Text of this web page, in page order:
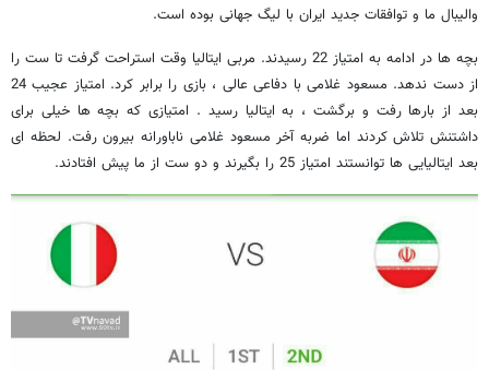
والیبال ما و توافقات جدید ایران با لیگ جهانی بوده است.
بچه ها در ادامه به امتیاز 22 رسیدند. مربی ایتالیا وقت استراحت گرفت تا ست را
از دست ندهد. مسعود غلامی با دفاعی عالی ، بازی را برابر کرد. امتیاز عجیب 24
بعد از بارها رفت و برگشت ، به ایتالیا رسید . امتیازی که بچه ها خیلی برای
داشتنش تلاش کردند اما ضربه آخر مسعود غلامی ناباورانه بیرون رفت. لحظه ای
بعد ایتالیایی ها توانستند امتیاز 25 را بگیرند و دو ست از ما پیش افتادند.